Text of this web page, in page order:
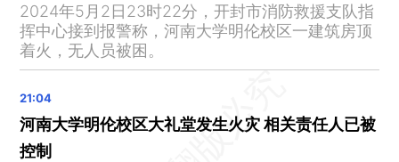
2024年5月2日23时22分，开封市消防救援支队指
挥中心接到报警称，河南大学明伦校区一建筑房顶
着火，无人员被困。
河南大学明伦校区大礼堂发生火灾 相关责任人已被
控制